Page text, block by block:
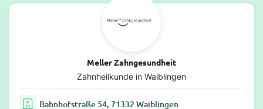
Meller Zahngesundheit
Zahnheilkunde in Waiblingen
Bahnhofstraße 54, 71332 Waiblingen